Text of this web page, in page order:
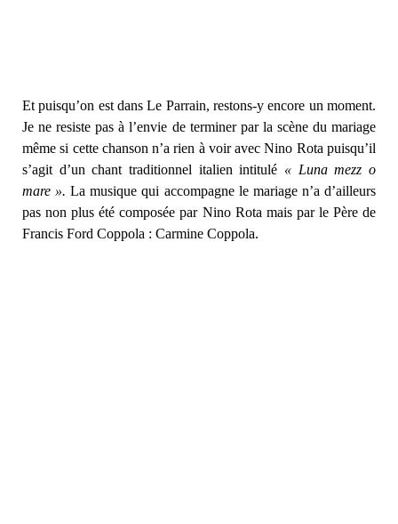
Et puisqu’on est dans Le Parrain, restons-y encore un moment.
Je ne resiste pas à l’envie de terminer par la scène du mariage
même si cette chanson n’a rien à voir avec Nino Rota puisqu’il
s’agit d’un chant traditionnel italien intitulé « Luna mezz o
mare ».La musique qui accompagne le mariage n’a d’ailleurs
pas non plus été composée par Nino Rota mais par le Père de
Francis Ford Coppola : Carmine Coppola.